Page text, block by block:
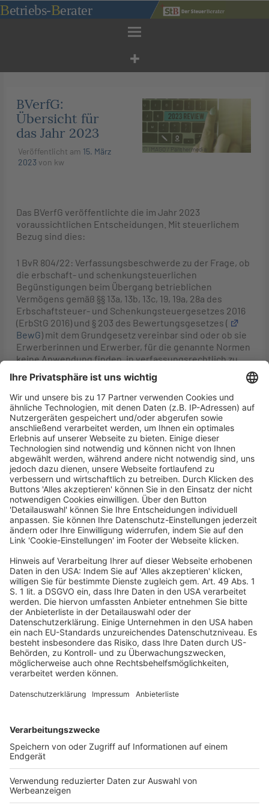
Zum
Inhalt
Betriebs-Berater
© IMAGO / Panthermedia
BVerfG:
Übersicht für
das Jahr 2023
Veröffentlicht am 15. März
2023 von kw
Das BVerfG veröffentlichte die im Jahr 2023
voraussichtlichen Entscheidungen. Mit steuerlichem
Bezug sind dies:
1 BvR 804/22: Verfassungsbeschwerde zu der Frage, ob
die erbschaft- und schenkungsteuerlichen
Begünstigungen beim Übergang betrieblichen
Vermögens gemäß §§ 13a, 13b, 13c, 19, 19a, 28a des
Erbschaftsteuer- und Schenkungsteuergesetzes 2016
(ErbStG 2016) und § 203 des Bewertungsgesetzes (
BewG) mit dem Grundgesetz vereinbar sind oder ob sie
Erwerberinnen und Erwerber, für die genannte Normen
keine Anwendung finden, in verfassungsrechtlich zu
2 BvL 8/13: Aussetzungs- und Vorlagebeschluss des
BFH zu der Frage, ob § 6 Abs. 5 S. 3
Einkommensteuergesetz (
EStG) in der Fassung des
Art. 1 Nr. 3 Buchst. b des
Unternehmenssteuerfortentwicklungsgesetzes vom
20.12.2001 (BGBI. I, 3858) insoweit gegen den
allgemeinen Gleichheitssatz aus
Art. 3 Abs. 1 GG
verstößt, als danach eine Übertragung von
Wirtschaftsgütern zwischen beteiligungsidentischen
Personengesellschaften nicht zum Buchwert möglich
sei.
2 BvL 11/14, 2 BvL 12/14: Aussetzungs- und
Vorlagebeschlüsse des Niedersächsischen FG zu der
Frage, ob die Regelung § 62 Abs. 2
Einkommensteuergesetz (
EStG)
(Kindergeldberechtigung bei nicht
freizügigkeitsberechtigten Ausländerinnen und
Ausländern abhängig vom Aufenthaltsstatus) wegen
Verstoßes gegen Art. 3 Abs. 1 und 3
GG
verfassungswidrig ist.
2 BvL 19/14: Aussetzungs- und Vorlagebeschluss des
BFH zu der Frage, ob § 8 Abs. 1 des
Körperschaftsteuergesetzes (KStG) 2002 in Verbindung
mit § 10d Abs. 2 S. 1 des Einkommensteuergesetzes (
der Protokollerklärung der Bundesregierung zur
Vermittlungsempfehlung zum
Steuervergünstigungsabbaugesetz vom 22.12.2003
(BGBl. I, 2840) und ob § 10a S. 2 des
Fassung des Gesetzes zur Änderung des
Gewerbesteuergesetzes und anderer Gesetze vom